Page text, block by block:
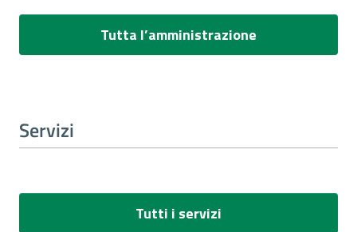
Tutta l’amministrazione
Servizi
Tutti i servizi